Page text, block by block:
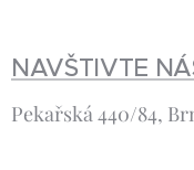
NAVŠTIVTE
Pekařská 440/84,